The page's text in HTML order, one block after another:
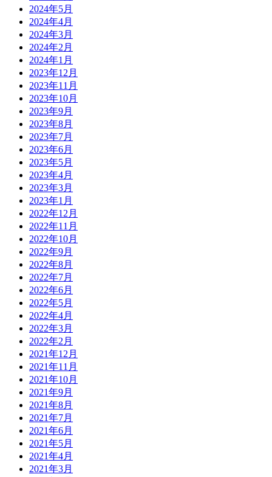
2024年5月
2024年4月
2024年3月
2024年2月
2024年1月
2023年12月
2023年11月
2023年10月
2023年9月
2023年8月
2023年7月
2023年6月
2023年5月
2023年4月
2023年3月
2023年1月
2022年12月
2022年11月
2022年10月
2022年9月
2022年8月
2022年7月
2022年6月
2022年5月
2022年4月
2022年3月
2022年2月
2021年12月
2021年11月
2021年10月
2021年9月
2021年8月
2021年7月
2021年6月
2021年5月
2021年4月
2021年3月